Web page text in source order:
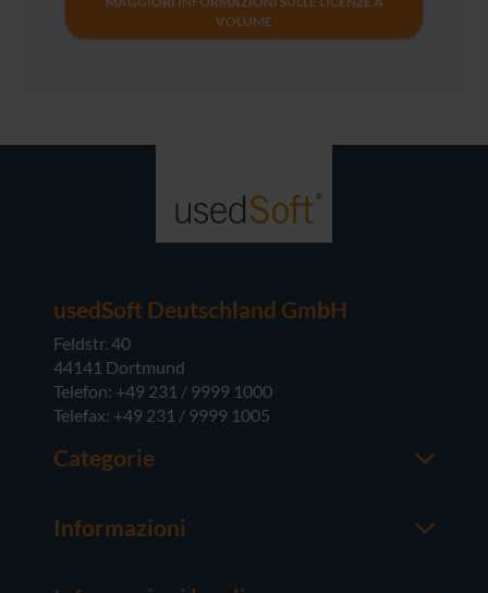
VOLUME
usedSoft Deutschland GmbH
Feldstr. 40
44141 Dortmund
Telefon: +49 231 / 9999 1000
Telefax: +49 231 / 9999 1005
Categorie
Server
Hardware
Informazioni